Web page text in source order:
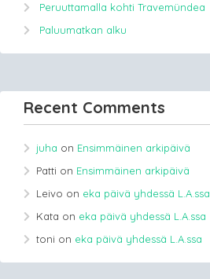
Peruuttamalla kohti Travemündea
Paluumatkan alku
Recent Comments
juha on Ensimmäinen arkipäivä
Patti on Ensimmäinen arkipäivä
Leivo on eka päivä yhdessä L.A.ssa
Kata on eka päivä yhdessä L.A.ssa
toni on eka päivä yhdessä L.A.ssa